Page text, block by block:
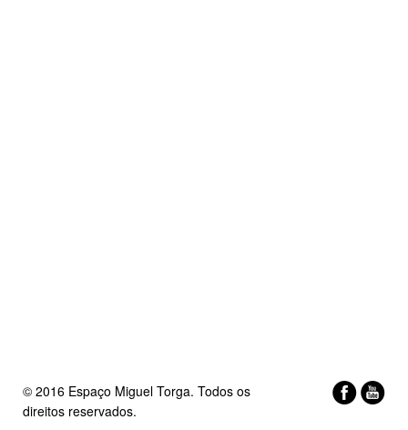
© 2016 Espaço Miguel Torga. Todos os
direitos reservados.